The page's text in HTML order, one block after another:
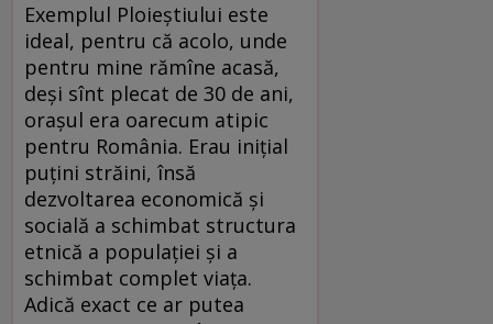
Exemplul Ploieștiului este
ideal, pentru că acolo, unde
pentru mine rămîne acasă,
deși sînt plecat de 30 de ani,
orașul era oarecum atipic
pentru România. Erau inițial
puțini străini, însă
dezvoltarea economică și
socială a schimbat structura
etnică a populației și a
schimbat complet viața.
Adică exact ce ar putea